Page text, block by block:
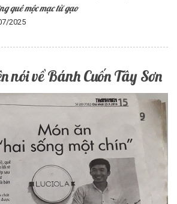
quê mộc mạc từ gạo
2025
nói về Bánh Cuốn Tây Sơn